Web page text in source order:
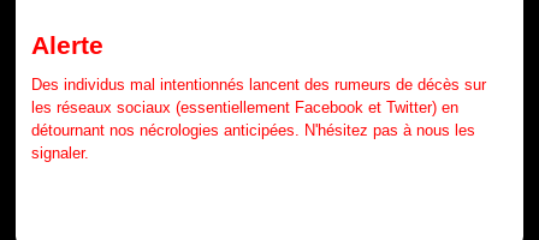
Alerte
Des individus mal intentionnés lancent des rumeurs de décès sur
les réseaux sociaux (essentiellement Facebook et Twitter) en
détournant nos nécrologies anticipées. N'hésitez pas à nous les
signaler.